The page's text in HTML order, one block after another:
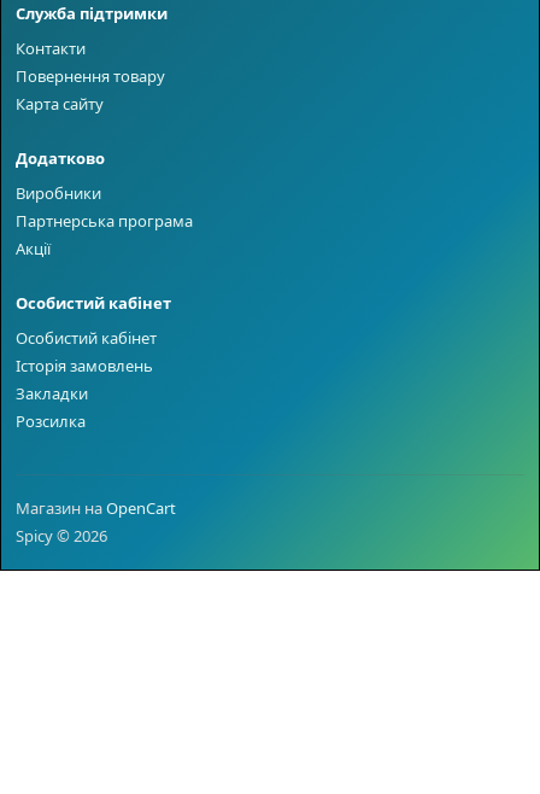
Служба підтримки
Контакти
Повернення товару
Карта сайту
Додатково
Виробники
Партнерська програма
Акції
Особистий кабінет
Особистий кабінет
Історія замовлень
Закладки
Розсилка
Магазин наOpenCart
Spicy © 2026